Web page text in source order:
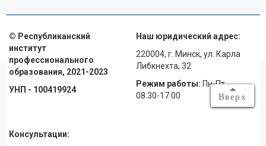
Вверх
© Республиканский
институт
профессионального
образования, 2021-2023
УНП - 100419924
Наш юридический адрес:
220004, г. Минск, ул. Карла
Либкнехта, 32
Режим работы: Пн-Пт
08.30-17.00
Консультации: